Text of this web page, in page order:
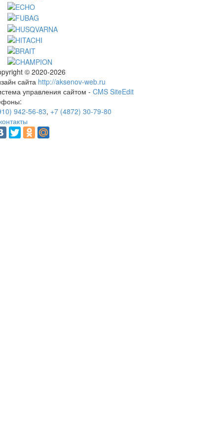
© 2020-2026
сайта http://aksenov-web.ru
управления сайтом - CMS SiteEdit
942-56-83, +7 (4872) 30-79-80